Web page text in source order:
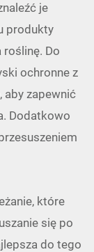
je
produkty
roślinę. Do
ochronne z
aby zapewnić
Dodatkowo
które
się po
do tego